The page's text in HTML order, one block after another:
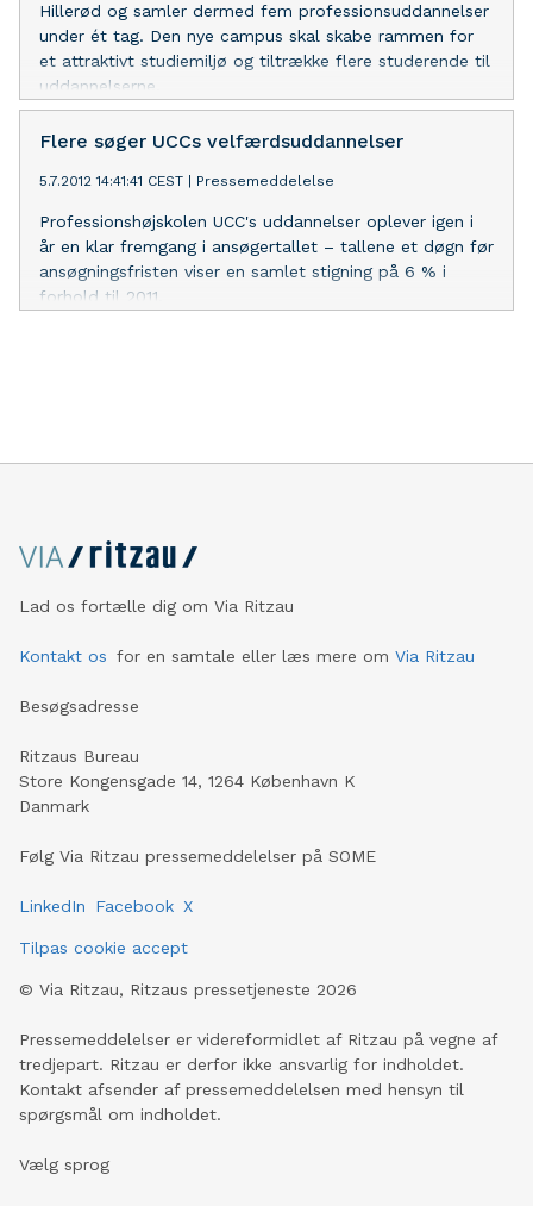
Hillerød og samler dermed fem professionsuddannelser
under ét tag. Den nye campus skal skabe rammen for
et attraktivt studiemiljø og tiltrække flere studerende til
uddannelserne.
Flere søger UCCs velfærdsuddannelser
5.7.2012 14:41:41 CEST Pressemeddelelse
Professionshøjskolen UCC's uddannelser oplever igen i
år en klar fremgang i ansøgertallet – tallene et døgn før
ansøgningsfristen viser en samlet stigning på 6 % i
forhold til 2011.
Lad os fortælle dig om Via Ritzau
Kontakt os for en samtale eller læs mere om Via Ritzau
Besøgsadresse
Ritzaus Bureau
Store Kongensgade 14, 1264 København K
Danmark
Følg Via Ritzau pressemeddelelser på SOME
LinkedIn Facebook X
Tilpas cookie accept
© Via Ritzau, Ritzaus pressetjeneste 2026
Pressemeddelelser er videreformidlet af Ritzau på vegne af
tredjepart. Ritzau er derfor ikke ansvarlig for indholdet.
Kontakt afsender af pressemeddelelsen med hensyn til
spørgsmål om indholdet.
Vælg sprog